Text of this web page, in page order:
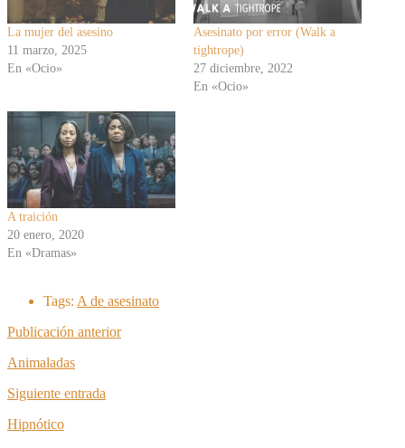
La mujer del asesino
11 marzo, 2025
En «Ocio»
Asesinato por error (Walk a
tightrope)
27 diciembre, 2022
En «Ocio»
A traición
20 enero, 2020
En «Dramas»
Tags: A de asesinato
Publicación anterior
Animaladas
Siguiente entrada
Hipnótico